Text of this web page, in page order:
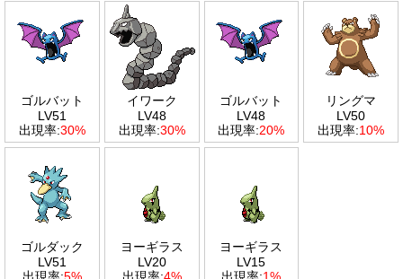
ゴルバット
LV51
出現率:30%
イワーク
LV48
出現率:30%
ゴルバット
LV48
出現率:20%
リングマ
LV50
出現率:10%
ゴルダック
LV51
ヨーギラス
LV20
ヨーギラス
LV15